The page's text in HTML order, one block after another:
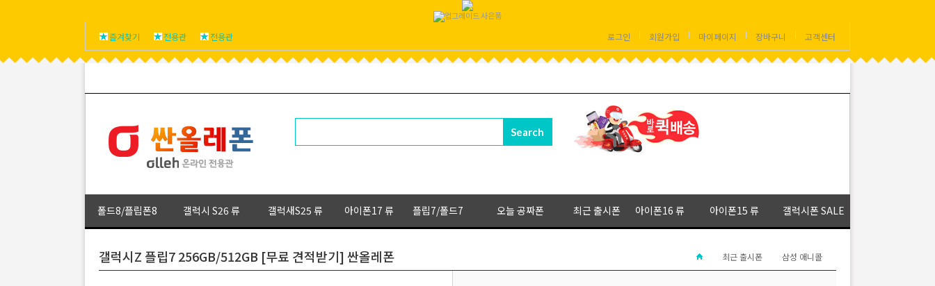
즐겨찾기 전용관 전용관 로그인 회원가입 마이페이지 장바구니 고객센터
폴드8/플립폰8 갤럭시 S26 류 갤럭새S25 류 아이폰17 류 플립7/폴드7 오늘 공짜폰 최근 출시폰 아이폰16 류 아이폰15 류 갤럭시폰 SALE
최근 출시폰 삼성 애니콜
갤럭시Z 플립7 256GB/512GB [무료 견적받기] 싼올레폰